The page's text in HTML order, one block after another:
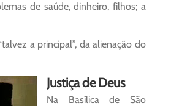
de saúde, dinheiro, filhos; a
a principal”, da alienação do
Justiça de Deus
Na Basílica de São